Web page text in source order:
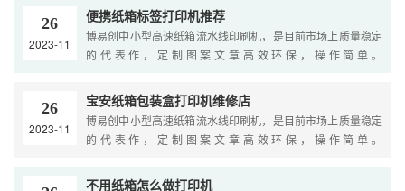
26
2023-11
便携纸箱标签打印机推荐
博易创中小型高速纸箱流水线印刷机，是目前市场上质量稳定
的代表作，定制图案文章高效环保，操作简单。
26
2023-11
宝安纸箱包装盒打印机维修店
博易创中小型高速纸箱流水线印刷机，是目前市场上质量稳定
的代表作，定制图案文章高效环保，操作简单。
不用纸箱怎么做打印机